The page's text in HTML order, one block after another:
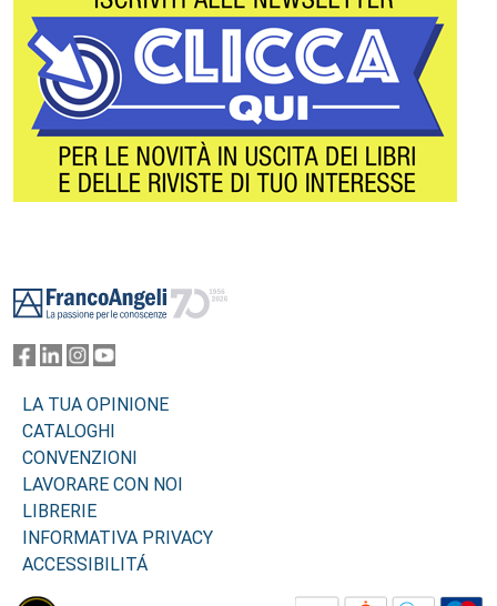
LA TUA OPINIONE
CATALOGHI
CONVENZIONI
LAVORARE CON NOI
LIBRERIE
INFORMATIVA PRIVACY
ACCESSIBILITÁ